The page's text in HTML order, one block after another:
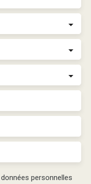
personnelles